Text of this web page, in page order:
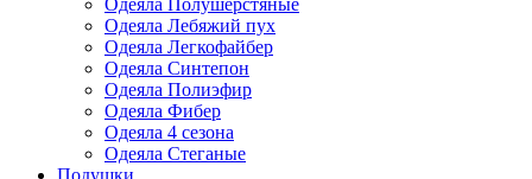
Одеяла Полушерстяные
Одеяла Лебяжий пух
Одеяла Легкофайбер
Одеяла Синтепон
Одеяла Полиэфир
Одеяла Фибер
Одеяла 4 сезона
Одеяла Стеганые
Подушки